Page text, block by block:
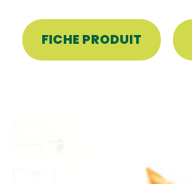
FICHE PRODUIT